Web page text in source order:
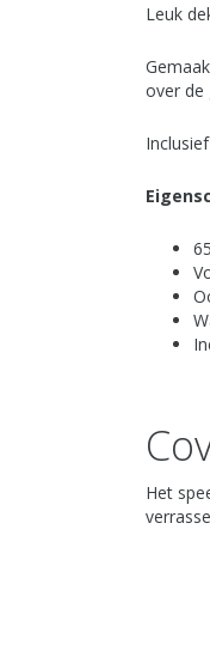
Leuk
over de
Het